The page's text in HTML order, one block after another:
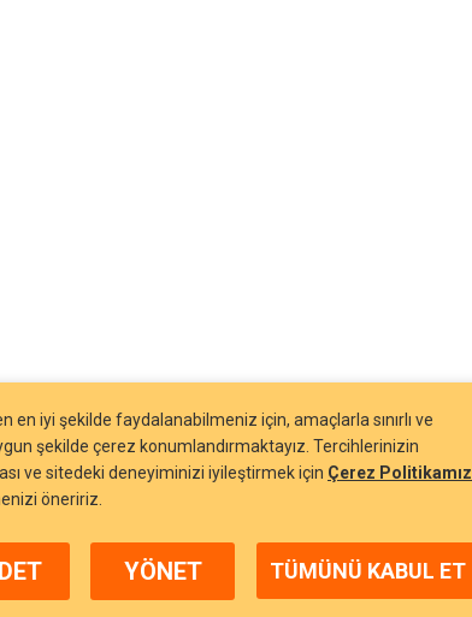
en iyi şekilde faydalanabilmeniz için, amaçlarla sınırlı ve
şekilde çerez konumlandırmaktayız. Tercihlerinizin
ve sitedeki deneyiminizi iyileştirmek için Çerez
öneririz.
YÖNET TÜMÜNÜ KABUL ET